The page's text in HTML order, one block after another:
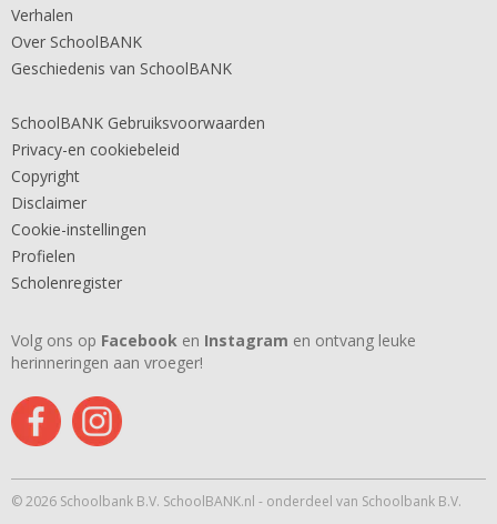
Verhalen
Over SchoolBANK
Geschiedenis van SchoolBANK
SchoolBANK Gebruiksvoorwaarden
Privacy-en cookiebeleid
Copyright
Disclaimer
Cookie-instellingen
Profielen
Scholenregister
Volg ons op Facebook en Instagram en ontvang leuke
herinneringen aan vroeger!
© 2026 Schoolbank B.V. SchoolBANK.nl - onderdeel van Schoolbank B.V.